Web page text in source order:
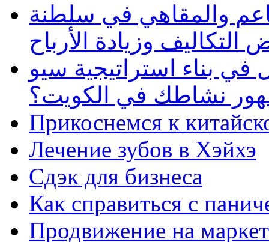
والمقاهي في سلطنة
وزيادة الأرباح
بناء استراتيجية سيو
نشاطك في الكويت؟
Прикоснемся к
Лечение зубов в Хэйхэ
Сдэк для бизнеса
Как справиться с
Продвижение на